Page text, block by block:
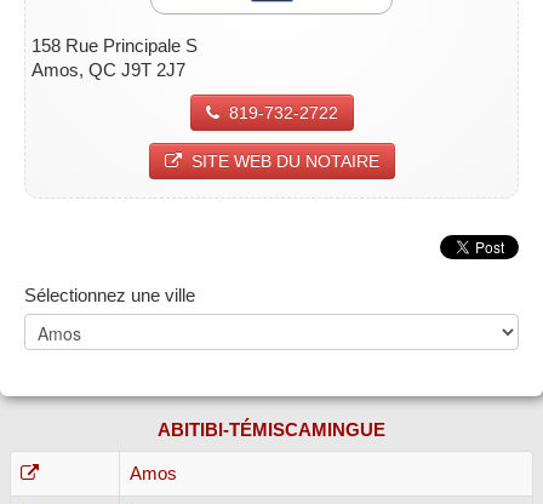
158 Rue Principale S
Amos, QC J9T 2J7
819-732-2722
SITE WEB DU NOTAIRE
Sélectionnez une ville
ABITIBI-TÉMISCAMINGUE
Amos